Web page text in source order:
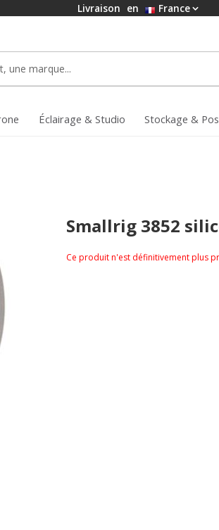
Livraison en France
Éclairage & Studio Stockage &
Smallrig 3852
Ce produit n'est définitivement plus